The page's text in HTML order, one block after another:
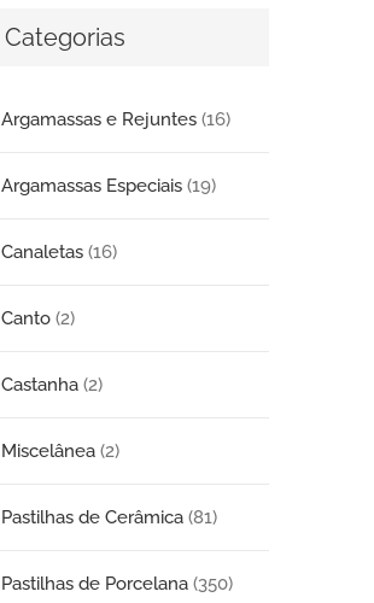
Categorias
Argamassas e Rejuntes (16)
Argamassas Especiais (19)
Canaletas (16)
Canto (2)
Castanha (2)
Miscelânea (2)
Pastilhas de Cerâmica (81)
Pastilhas de Porcelana (350)